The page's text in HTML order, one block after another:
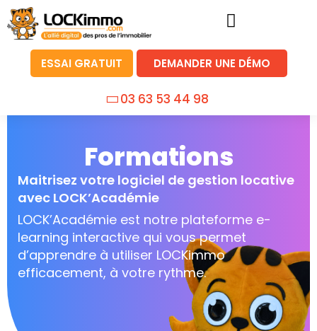
ESSAI GRATUIT DEMANDER UNE DÉMO
03 63 53 44 98
Formations
Maitrisez votre logiciel de gestion locative
avec LOCK’Académie
LOCK’Académie est notre plateforme e-
learning interactive qui vous permet
d’apprendre à utiliser LOCKimmo
efficacement, à votre rythme.